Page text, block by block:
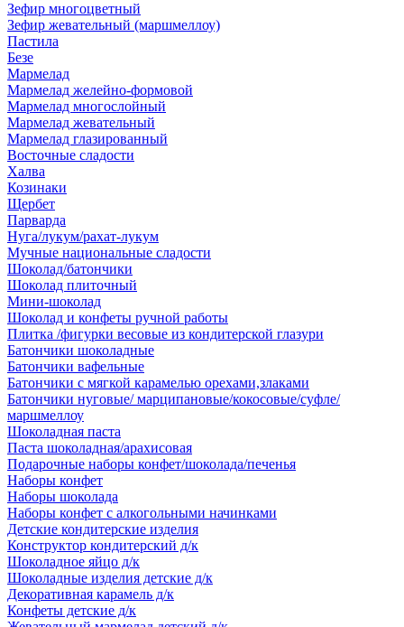
Зефир многоцветный
Зефир жевательный (маршмеллоу)
Пастила
Безе
Мармелад
Мармелад желейно-формовой
Мармелад многослойный
Мармелад жевательный
Мармелад глазированный
Восточные сладости
Халва
Козинаки
Щербет
Парварда
Нуга/лукум/рахат-лукум
Мучные национальные сладости
Шоколад/батончики
Шоколад плиточный
Мини-шоколад
Шоколад и конфеты ручной работы
Плитка /фигурки весовые из кондитерской глазури
Батончики шоколадные
Батончики вафельные
Батончики с мягкой карамелью орехами,злаками
Батончики нуговые/ марципановые/кокосовые/суфле/
маршмеллоу
Шоколадная паста
Паста шоколадная/арахисовая
Подарочные наборы конфет/шоколада/печенья
Наборы конфет
Наборы шоколада
Наборы конфет с алкогольными начинками
Детские кондитерские изделия
Конструктор кондитерский д/к
Шоколадное яйцо д/к
Шоколадные изделия детские д/к
Декоративная карамель д/к
Конфеты детские д/к